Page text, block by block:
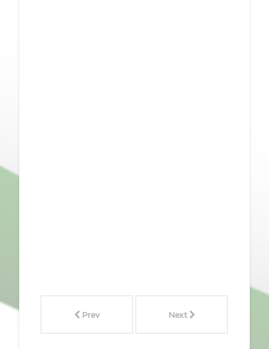
Prev Next